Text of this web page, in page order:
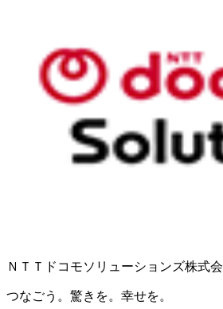
ＮＴＴドコモソリューションズ株式
つなごう。驚きを。幸せを。